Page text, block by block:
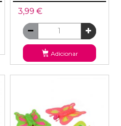
3,99 €
Adicionar